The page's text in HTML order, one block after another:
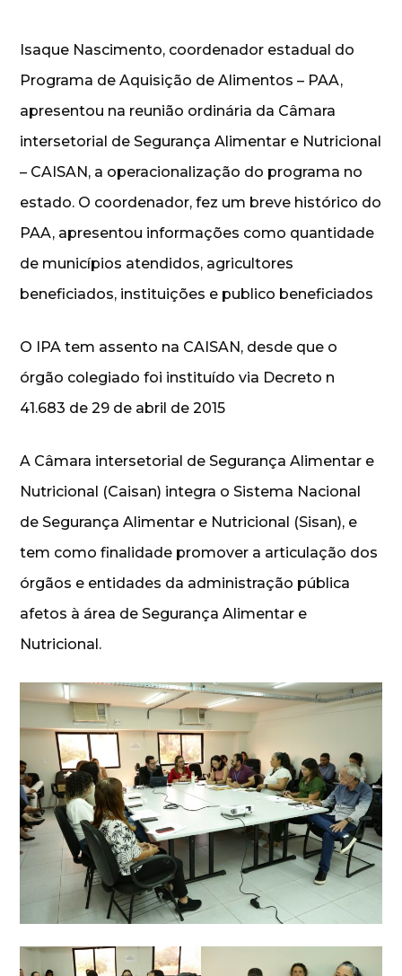
Isaque Nascimento, coordenador estadual do
Programa de Aquisição de Alimentos – PAA,
apresentou na reunião ordinária da Câmara
intersetorial de Segurança Alimentar e Nutricional
– CAISAN, a operacionalização do programa no
estado. O coordenador, fez um breve histórico do
PAA, apresentou informações como quantidade
de municípios atendidos, agricultores
beneficiados, instituições e publico beneficiados
O IPA tem assento na CAISAN, desde que o
órgão colegiado foi instituído via Decreto n
41.683 de 29 de abril de 2015
A Câmara intersetorial de Segurança Alimentar e
Nutricional (Caisan) integra o Sistema Nacional
de Segurança Alimentar e Nutricional (Sisan), e
tem como finalidade promover a articulação dos
órgãos e entidades da administração pública
afetos à área de Segurança Alimentar e
Nutricional.